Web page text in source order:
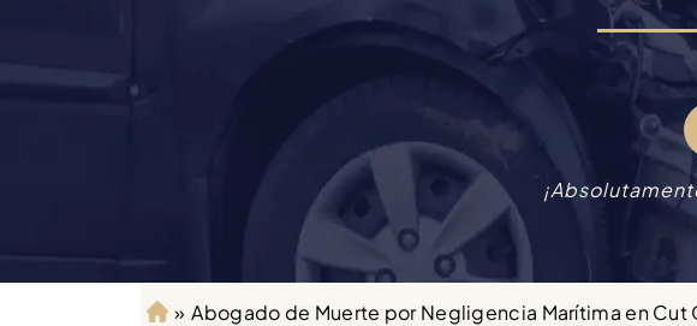
Ini » Abogado de Muerte por Negligencia Marítima en Cut